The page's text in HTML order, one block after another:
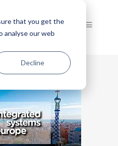
that you get the
analyse our web
Decline